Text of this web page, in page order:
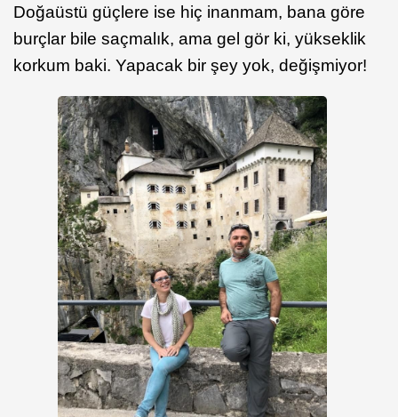
Doğaüstü güçlere ise hiç inanmam, bana göre
burçlar bile saçmalık, ama gel gör ki, yükseklik
korkum baki. Yapacak bir şey yok, değişmiyor!